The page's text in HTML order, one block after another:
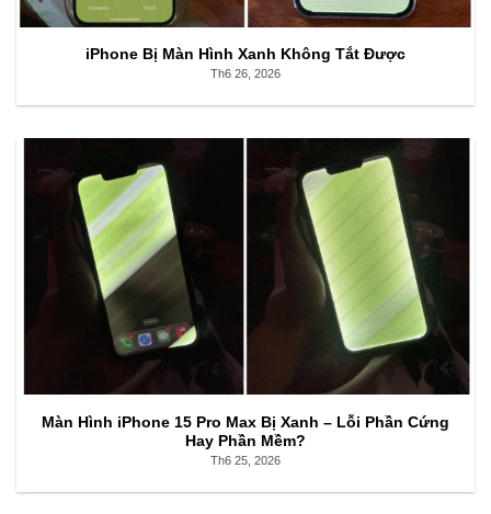
iPhone Bị Màn Hình Xanh Không Tắt Được
Th6 26, 2026
Màn Hình iPhone 15 Pro Max Bị Xanh – Lỗi Phần Cứng
Hay Phần Mềm?
Th6 25, 2026